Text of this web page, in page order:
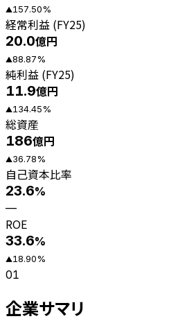
▲157.50%
経常利益 (FY25)
20.0億円
▲88.87%
純利益 (FY25)
11.9億円
▲134.45%
総資産
186億円
▲36.78%
自己資本比率
23.6%
—
ROE
33.6%
▲18.90%
01
企業サマリ